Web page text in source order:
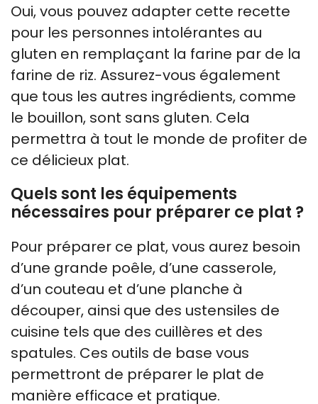
Oui, vous pouvez adapter cette recette
pour les personnes intolérantes au
gluten en remplaçant la farine par de la
farine de riz. Assurez-vous également
que tous les autres ingrédients, comme
le bouillon, sont sans gluten. Cela
permettra à tout le monde de profiter de
ce délicieux plat.
Quels sont les équipements
nécessaires pour préparer ce plat ?
Pour préparer ce plat, vous aurez besoin
d’une grande poêle, d’une casserole,
d’un couteau et d’une planche à
découper, ainsi que des ustensiles de
cuisine tels que des cuillères et des
spatules. Ces outils de base vous
permettront de préparer le plat de
manière efficace et pratique.